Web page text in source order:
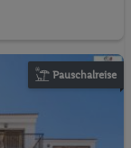
Pauschalreise